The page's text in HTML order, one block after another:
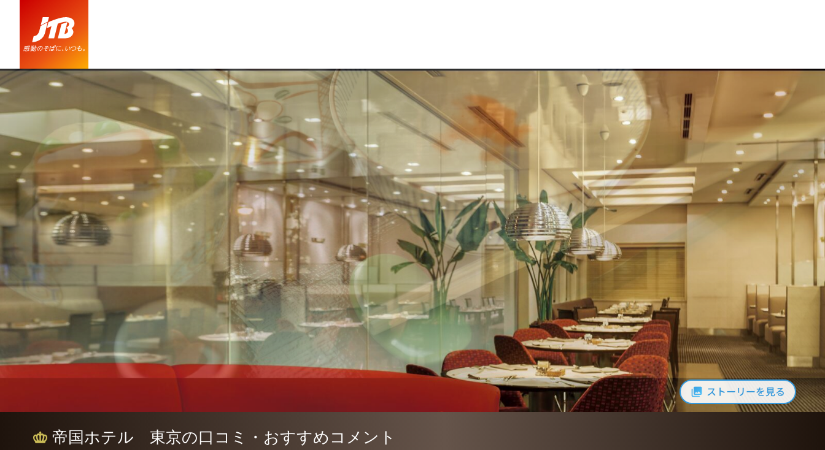
ストーリーを見る
帝国ホテル 東京の口コミ・おすすめコメント